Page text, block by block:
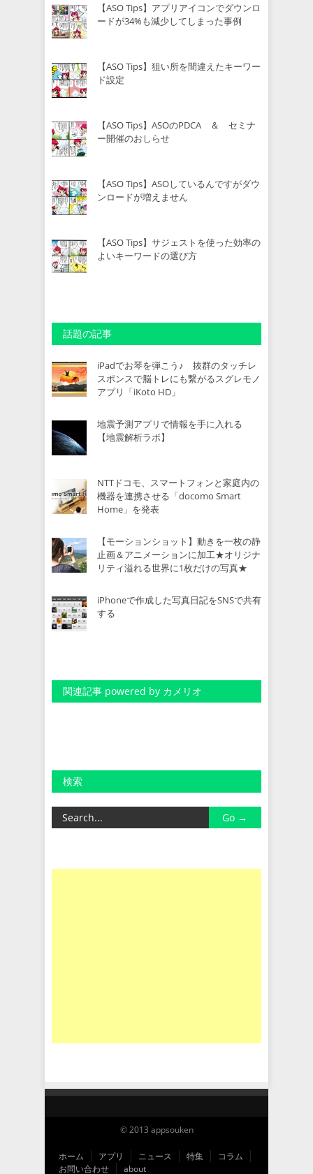
【ASO Tips】アプリアイコンでダウンロ
ードが34%も減少してしまった事例
【ASO Tips】狙い所を間違えたキーワー
ド設定
【ASO Tips】ASOのPDCA ＆ セミナ
ー開催のおしらせ
【ASO Tips】ASOしているんですがダウ
ンロードが増えません
【ASO Tips】サジェストを使った効率の
よいキーワードの選び方
話題の記事
iPadでお琴を弾こう♪ 抜群のタッチレ
スポンスで脳トレにも繋がるスグレモノ
アプリ「iKoto HD」
地震予測アプリで情報を手に入れる
【地震解析ラボ】
NTTドコモ、スマートフォンと家庭内の
機器を連携させる「docomo Smart
Home」を発表
【モーションショット】動きを一枚の静
止画＆アニメーションに加工★オリジナ
リティ溢れる世界に1枚だけの写真★
iPhoneで作成した写真日記をSNSで共有
する
関連記事 powered by カメリオ
検索
© 2013 appsouken
ホーム アプリ ニュース 特集
コラム
お問い合わせ
about